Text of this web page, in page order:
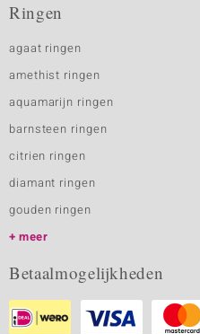
Ringen
agaat ringen
amethist ringen
aquamarijn ringen
barnsteen ringen
citrien ringen
diamant ringen
gouden ringen
meer
Betaalmogelijkheden